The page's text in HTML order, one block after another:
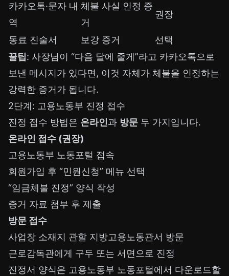
카카오톡·문자 내
역
체불 사실 인정 증
거
권장
동료 진술서 보강 증거
선택
꿀팁: 사장님이 “다음 달에 줄게”라고 카카오톡으로
보낸 메시지가 있다면, 이것 자체가 체불을 인정하는
강력한 증거가 됩니다.
2단계: 고용노동부 진정 접수
진정 접수 방법은 온라인과 방문 두 가지입니다.
온라인 접수 (권장)
고용노동부 노동포털 접속
회원가입 후 “민원신청” 메뉴 선택
“임금체불 진정” 양식 작성
증거 자료 첨부 후 제출
방문 접수
사업장 소재지 관할 지방고용노동관서 방문
근로감독관에게 구두 또는 서면으로 진정
진정서 양식은 고용노동부 노동포털에서 다운로드할